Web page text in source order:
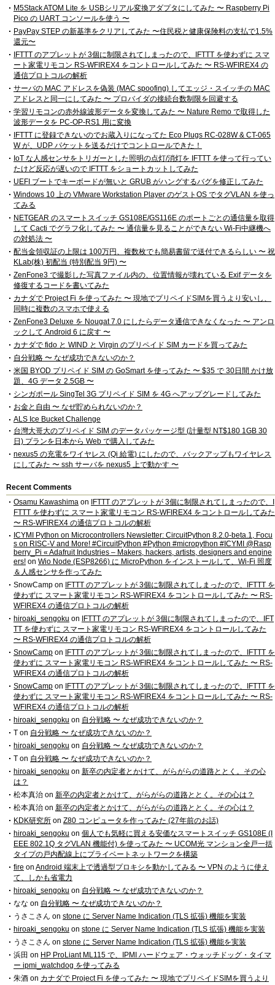
M5Stack ATOM Lite を USBシリアル変換アダプタにしてみた 〜 Raspberry Pi
Pico の UART コンソールを使う 〜
PayPay STEP の新基準をクリアしてみた 〜住民税と健康保険料の支払で1.5%
還元〜
IFTTT のアプレットが 3個に制限されてしまったので、IFTTT を使わずに スマ
ート家電リモコン RS-WFIREX4 をコントロールしてみた 〜 RS-WFIREX4 の
通信プロトコルの解析
サーバの MAC アドレスを偽装 (MAC spoofing) してエッジ・スイッチの MAC
アドレスと同一にしてみた 〜 プロバイダの接続台数制限を回避する
学習リモコンの赤外線波形データを変換してみた 〜 Nature Remo で取得した
波形データを PC-OP-RS1 用に変換
IFTTT に登録できないのでお蔵入りになってた Eco Plugs RC-028W & CT-065
W が、UDP パケットを送るだけでコントロールできた！
IoT な人感センサをトリガーとした照明の点灯/消灯を IFTTT を使って行ってい
たけど反応が遅いので IFTTT をショートカットしてみた
UEFI ブートでキーボードが無いと GRUB がハングするバグを修正してみた
Windows 10 上の VMware Workstation Player のゲストOS でタグVLAN を使っ
てみる
NETGEAR のスマートスイッチ GS108E/GS116E のポートごとの通信量を取得
して Cacti でグラフ化してみた 〜 通信量を見ることができない Wi-Fi中継機へ
の対処法 〜
配当金領収証の上限は 100万円、複数枚でも簡易書留で送付できるらしい 〜 祝
KLab(株) 初配当 (特別配当 9円) 〜
ZenFone3 で撮影した写真ファイル内の、位置情報が壊れている Exif データを
修復するコードを書いてみた
カナダで Project Fi を使ってみた 〜 現地でプリペイドSIMを買うより安いし、
同時に複数のスマホで使える
ZenFone3 Deluxe を Nougat 7.0 にしたらデータ通信できなくなった 〜 アンロ
ックして Android 6 に戻す 〜
カナダで fido と WIND と Virgin のプリペイド SIM カードを買ってみた
自分戦略 〜 なぜ成功できないのか？
米国 BYOD プリペイド SIM の GoSmart を使ってみた 〜 $35 で 30日間 かけ放
題、4G データ 2.5GB 〜
シンガポール SingTel 3G プリペイド SIM を 4G へアップグレードしてみた
お金と自由 〜 なぜ貯められないのか？
ALS Ice Bucket Challenge
台灣大哥大のプリペイド SIM のデータパッケージ型 (計量型 NT$180 1GB 30
日) プランを日本から Web で購入してみた
nexus5 の充電をワイヤレス (Qi 給電) にしたので、バックアップもワイヤレス
にしてみた 〜 ssh サーバを nexus5 上で動かす 〜
Recent Comments
Osamu Kawashima on IFTTT のアプレットが 3個に制限されてしまったので、I
FTTT を使わずに スマート家電リモコン RS-WFIREX4 をコントロールしてみた
〜 RS-WFIREX4 の通信プロトコルの解析
ICYMI Python on Microcontrollers Newsletter: CircuitPython 8.2.0-beta.1, Focu
s on RISC-V and More! #CircuitPython #Python #micropython #ICYMI @Rasp
berry_Pi « Adafruit Industries – Makers, hackers, artists, designers and engine
ers! on Wio Node (ESP8266) に MicroPython をインストールして、Wi-Fi 照度
＆人感センサを作ってみた
SnowCamp on IFTTT のアプレットが 3個に制限されてしまったので、IFTTT を
使わずに スマート家電リモコン RS-WFIREX4 をコントロールしてみた 〜 RS-
WFIREX4 の通信プロトコルの解析
hiroaki_sengoku on IFTTT のアプレットが 3個に制限されてしまったので、IFT
TT を使わずに スマート家電リモコン RS-WFIREX4 をコントロールしてみた
〜 RS-WFIREX4 の通信プロトコルの解析
SnowCamp on IFTTT のアプレットが 3個に制限されてしまったので、IFTTT を
使わずに スマート家電リモコン RS-WFIREX4 をコントロールしてみた 〜 RS-
WFIREX4 の通信プロトコルの解析
SnowCamp on IFTTT のアプレットが 3個に制限されてしまったので、IFTTT を
使わずに スマート家電リモコン RS-WFIREX4 をコントロールしてみた 〜 RS-
WFIREX4 の通信プロトコルの解析
hiroaki_sengoku on 自分戦略 〜 なぜ成功できないのか？
T on 自分戦略 〜 なぜ成功できないのか？
hiroaki_sengoku on 自分戦略 〜 なぜ成功できないのか？
T on 自分戦略 〜 なぜ成功できないのか？
hiroaki_sengoku on 新卒の内定者とかけて、がらがらの道路ととく。その心
は？
松本真治 on 新卒の内定者とかけて、がらがらの道路ととく。その心は？
松本真治 on 新卒の内定者とかけて、がらがらの道路ととく。その心は？
KDK研究所 on Z80 コンピュータを作ってみた (27年前のお話)
hiroaki_sengoku on 個人でも気軽に買える安価なスマートスイッチ GS108E (I
EEE 802.1Q タグVLAN 機能付) を使ってみた 〜 UCOM光 マンション全戸一括
タイプの戸内配線上にプライベートネットワークを構築
fire on Android 端末上で透過型プロキシを動かしてみる 〜 VPN のように使え
て、しかも省電力
hiroaki_sengoku on 自分戦略 〜 なぜ成功できないのか？
なな on 自分戦略 〜 なぜ成功できないのか？
うさこさん on stone に Server Name Indication (TLS 拡張) 機能を実装
hiroaki_sengoku on stone に Server Name Indication (TLS 拡張) 機能を実装
うさこさん on stone に Server Name Indication (TLS 拡張) 機能を実装
浜田 on HP ProLiant ML115 で、IPMI ハードウェア・ウォッチドッグ・タイマ
ー ipmi_watchdog を使ってみる
朱酒 on カナダで Project Fi を使ってみた 〜 現地でプリペイドSIMを買うより